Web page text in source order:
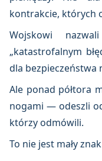
kontrakcie, których
Wojskowi
„katastrofalnym
dla bezpieczeństwa
Ale ponad półtora
nogami — odeszli
którzy odmówili.
To nie jest mały